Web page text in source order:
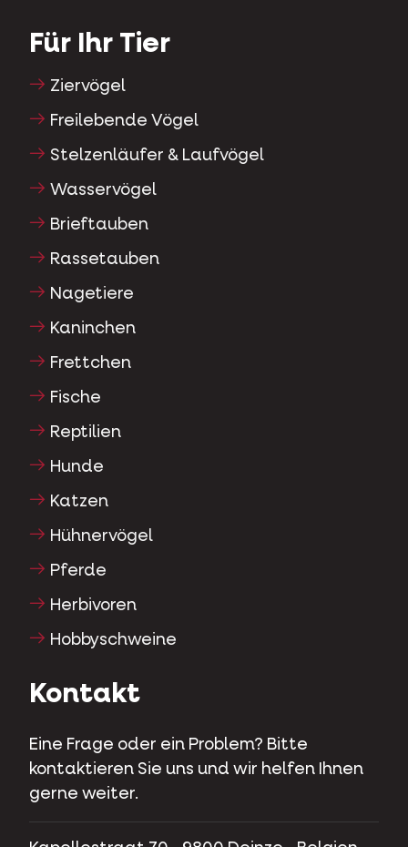
Für Ihr Tier
Ziervögel
Freilebende Vögel
Stelzenläufer & Laufvögel
Wasservögel
Brieftauben
Rassetauben
Nagetiere
Kaninchen
Frettchen
Fische
Reptilien
Hunde
Katzen
Hühnervögel
Pferde
Herbivoren
Hobbyschweine
Kontakt
Eine Frage oder ein Problem? Bitte
kontaktieren Sie uns und wir helfen Ihnen
gerne weiter.